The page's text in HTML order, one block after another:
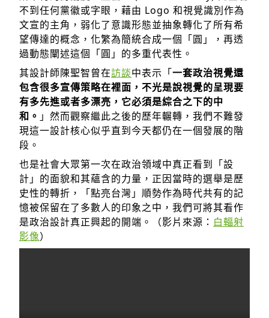
不到任何黨徽或字眼，藉由 Logo 和視覺識別作為
文宣的主角，弱化了意識形態並抽象轉化了所有希
望傳達的概念，化繁為簡統合成一個「圓」，再透
過動態闡述這個「圓」的多重代表性。
其設計師陳聖智曾在訪談中表示「一套政治視覺還
包含很多宣傳策略在裡面，不光是說視覺的呈現要
有多先進或者多漂亮，它必須是綜合之下的中
和。 」然而觀察繼此之後的歷年輾轉，我們不難發
現這一設計核心似乎直到今天都仍在一個發展的階
段。
也是社會大眾第一次在政治領域中真正看到「設
計」的面貌和其蘊含的力量，正因當時的選舉是歷
史性的轉折，「點亮台灣」順勢作為時代共有的記
憶被保留在了多數人的印象之中，我們可將其看作
是政治設計真正興起的開端。（影片來源： 白輻射
影像）